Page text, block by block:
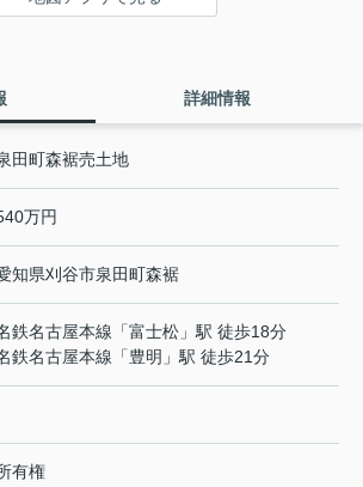
詳細情報
田町森裾売土地
万円
知県刈谷市泉田町森裾
鉄名古屋本線 「富士松 」駅 徒歩18分
鉄名古屋本線 「豊明 」駅 徒歩21分
有権